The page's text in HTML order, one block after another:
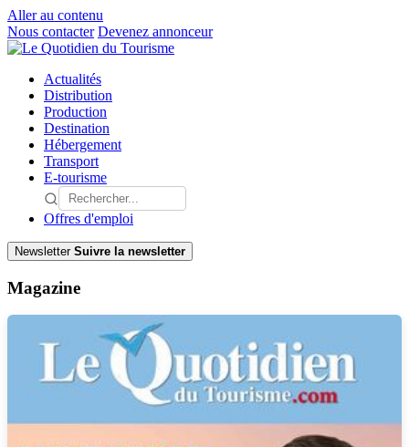
Aller au contenu
Nous contacter Devenez annonceur
Actualités
Distribution
Production
Destination
Hébergement
Transport
E-tourisme
Offres d'emploi
Newsletter Suivre la newsletter
Magazine